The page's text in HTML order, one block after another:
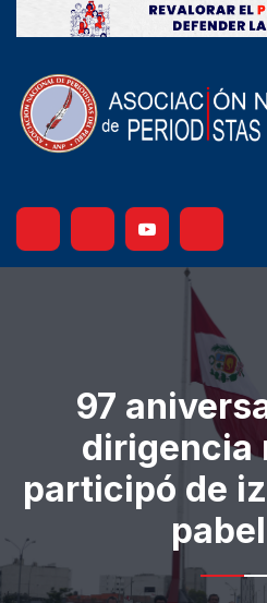
97
dirigencia
participó de